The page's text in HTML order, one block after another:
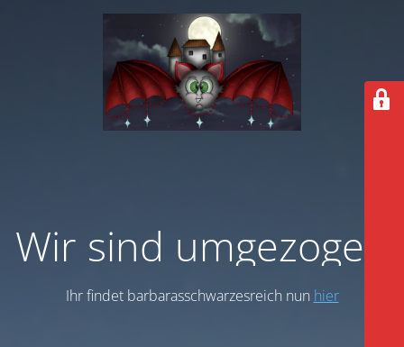
Wir sind umgezogen
Ihr findet barbarasschwarzesreich nun hier